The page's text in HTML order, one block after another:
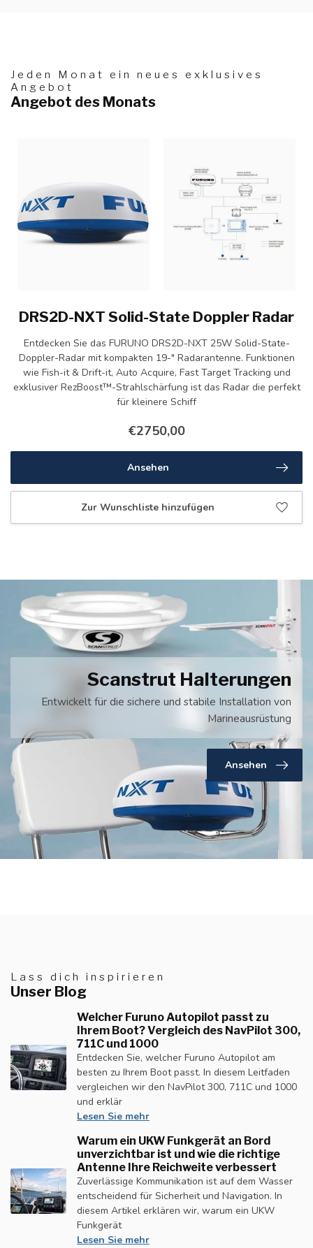
Jeden Monat ein neues exklusives
Angebot
Angebot des Monats
DRS2D-NXT Solid-State Doppler Radar
Entdecken Sie das FURUNO DRS2D-NXT 25W Solid-State-
Doppler-Radar mit kompakten 19-" Radarantenne. Funktionen
wie Fish-it & Drift-it, Auto Acquire, Fast Target Tracking und
exklusiver RezBoost™-Strahlschärfung ist das Radar die perfekt
für kleinere Schiff
€2750,00
Ansehen
Zur Wunschliste hinzufügen
Scanstrut Halterungen
Entwickelt für die sichere und stabile Installation von
Marineausrüstung
Ansehen
Lass dich inspirieren
Unser Blog
Welcher Furuno Autopilot passt zu
Ihrem Boot? Vergleich des NavPilot 300,
711C und 1000
Entdecken Sie, welcher Furuno Autopilot am
besten zu Ihrem Boot passt. In diesem Leitfaden
vergleichen wir den NavPilot 300, 711C und 1000
und erklär
Lesen Sie mehr
Warum ein UKW Funkgerät an Bord
unverzichtbar ist und wie die richtige
Antenne Ihre Reichweite verbessert
Zuverlässige Kommunikation ist auf dem Wasser
entscheidend für Sicherheit und Navigation. In
diesem Artikel erklären wir, warum ein UKW
Funkgerät
Lesen Sie mehr